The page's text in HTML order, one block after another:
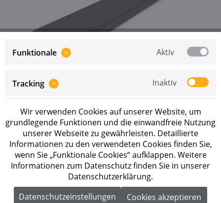
Preise sind erst nach erfolgreicher Registrierung
als
Merken
Artikel-Nr.: 2004322
Beschreibung
K2 InsertionRail 2.0 Schienenverbinder, schwarz
eloxiert Anwendungsbereiche:...mehr
Funktionale Aktiv
Tracking Inaktiv
Wir verwenden Cookies auf unserer Website, um
grundlegende Funktionen und die einwandfreie Nutzung
unserer Webseite zu gewährleisten. Detaillierte
Informationen zu den verwendeten Cookies finden Sie,
wenn Sie „Funktionale Cookies“ aufklappen. Weitere
Informationen zum Datenschutz finden Sie in unserer
Datenschutzerklärung.
Datenschutzeinstellungen
Cookies akzeptieren